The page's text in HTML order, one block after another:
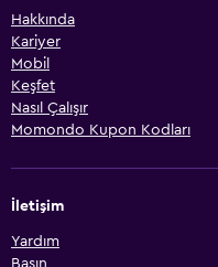
Hakkında
Kariyer
Mobil
Keşfet
Nasıl Çalışır
Momondo Kupon Kodları
İletişim
Yardım
Basın